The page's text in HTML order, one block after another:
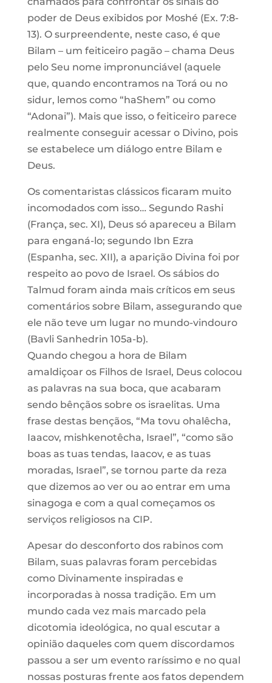
poder de Deus exibidos por Moshé (Ex. 7:8-
13). O surpreendente, neste caso, é que
Bilam – um feiticeiro pagão – chama Deus
pelo Seu nome impronunciável (aquele
que, quando encontramos na Torá ou no
sidur, lemos como “haShem” ou como
“Adonai”). Mais que isso, o feiticeiro parece
realmente conseguir acessar o Divino, pois
se estabelece um diálogo entre Bilam e
Deus.
Os comentaristas clássicos ficaram muito
incomodados com isso… Segundo Rashi
(França, sec. XI), Deus só apareceu a Bilam
para enganá-lo; segundo Ibn Ezra
(Espanha, sec. XII), a aparição Divina foi por
respeito ao povo de Israel. Os sábios do
Talmud foram ainda mais críticos em seus
comentários sobre Bilam, assegurando que
ele não teve um lugar no mundo-vindouro
(Bavli Sanhedrin 105a-b).
Quando chegou a hora de Bilam
amaldiçoar os Filhos de Israel, Deus colocou
as palavras na sua boca, que acabaram
sendo bênçãos sobre os israelitas. Uma
frase destas bençãos, “Ma tovu ohalêcha,
Iaacov, mishkenotêcha, Israel”, “como são
boas as tuas tendas, Iaacov, e as tuas
moradas, Israel”, se tornou parte da reza
que dizemos ao ver ou ao entrar em uma
sinagoga e com a qual começamos os
serviços religiosos na CIP.
Apesar do desconforto dos rabinos com
Bilam, suas palavras foram percebidas
como Divinamente inspiradas e
incorporadas à nossa tradição. Em um
mundo cada vez mais marcado pela
dicotomia ideológica, no qual escutar a
opinião daqueles com quem discordamos
passou a ser um evento raríssimo e no qual
nossas posturas frente aos fatos dependem